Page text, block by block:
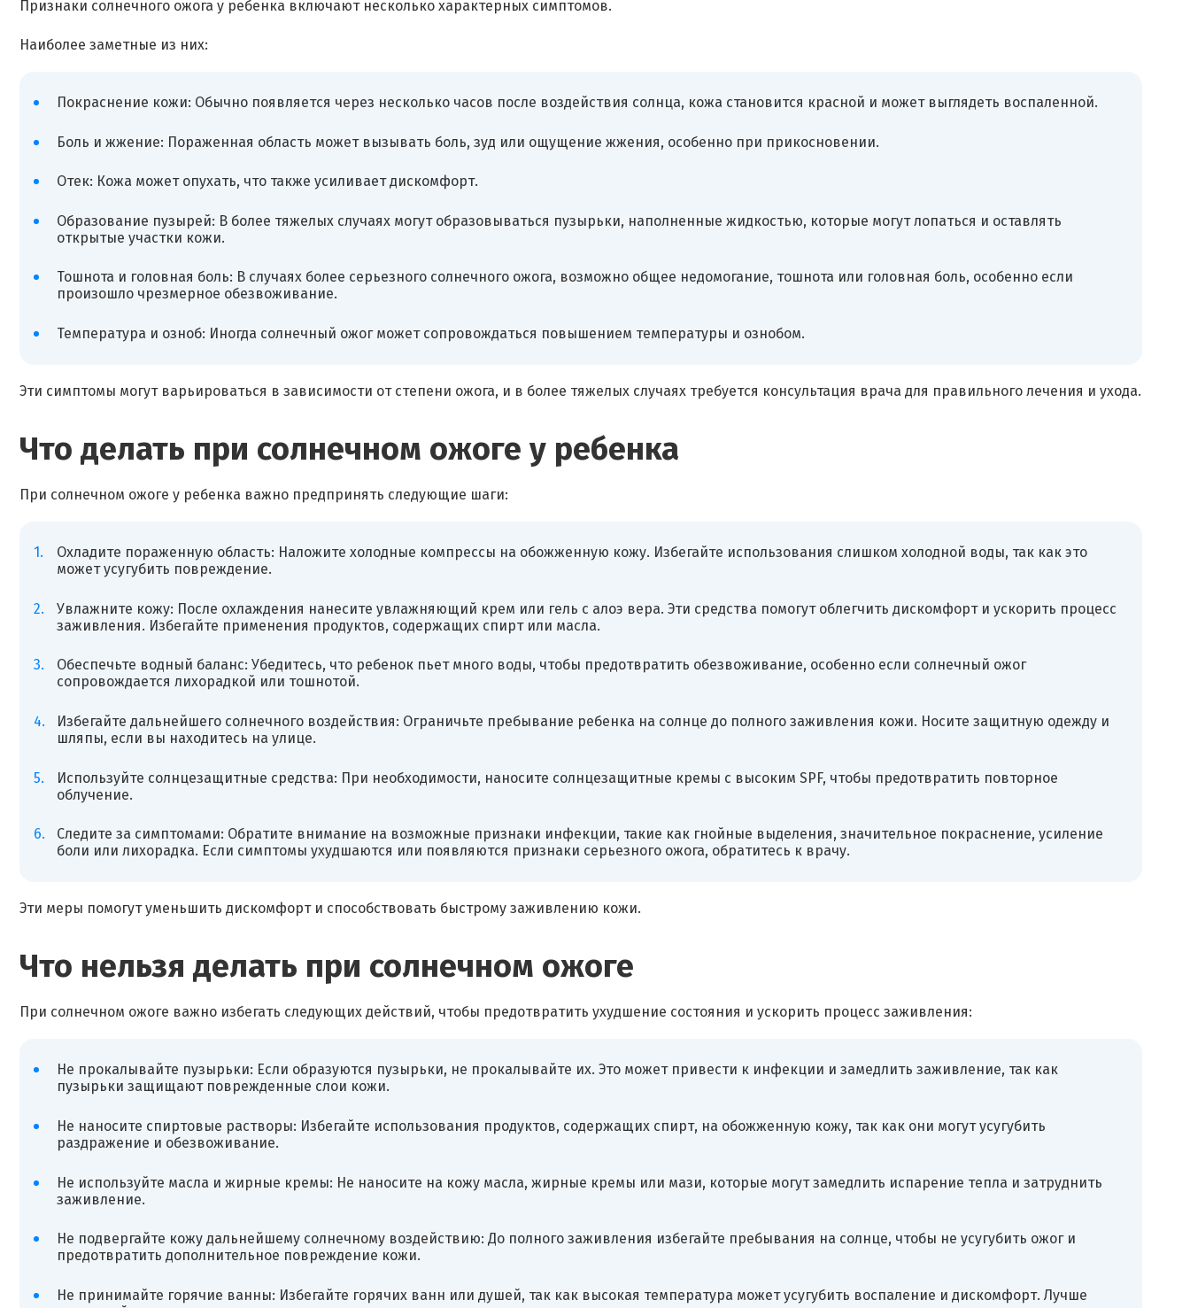
Признаки солнечного ожога у ребенка включают несколько характерных симптомов.
Наиболее заметные из них:
Покраснение кожи: Обычно появляется через несколько часов после воздействия солнца, кожа становится красной и может выглядеть воспаленной.
Боль и жжение: Пораженная область может вызывать боль, зуд или ощущение жжения, особенно при прикосновении.
Отек: Кожа может опухать, что также усиливает дискомфорт.
Образование пузырей: В более тяжелых случаях могут образовываться пузырьки, наполненные жидкостью, которые могут лопаться и оставлять
открытые участки кожи.
Тошнота и головная боль: В случаях более серьезного солнечного ожога, возможно общее недомогание, тошнота или головная боль, особенно если
произошло чрезмерное обезвоживание.
Температура и озноб: Иногда солнечный ожог может сопровождаться повышением температуры и ознобом.
Эти симптомы могут варьироваться в зависимости от степени ожога, и в более тяжелых случаях требуется консультация врача для правильного лечения и ухода.
Что делать при солнечном ожоге у ребенка
При солнечном ожоге у ребенка важно предпринять следующие шаги:
Охладите пораженную область: Наложите холодные компрессы на обожженную кожу. Избегайте использования слишком холодной воды, так как это
может усугубить повреждение.
Увлажните кожу: После охлаждения нанесите увлажняющий крем или гель с алоэ вера. Эти средства помогут облегчить дискомфорт и ускорить процесс
заживления. Избегайте применения продуктов, содержащих спирт или масла.
Обеспечьте водный баланс: Убедитесь, что ребенок пьет много воды, чтобы предотвратить обезвоживание, особенно если солнечный ожог
сопровождается лихорадкой или тошнотой.
Избегайте дальнейшего солнечного воздействия: Ограничьте пребывание ребенка на солнце до полного заживления кожи. Носите защитную одежду и
шляпы, если вы находитесь на улице.
Используйте солнцезащитные средства: При необходимости, наносите солнцезащитные кремы с высоким SPF, чтобы предотвратить повторное
облучение.
Следите за симптомами: Обратите внимание на возможные признаки инфекции, такие как гнойные выделения, значительное покраснение, усиление
боли или лихорадка. Если симптомы ухудшаются или появляются признаки серьезного ожога, обратитесь к врачу.
Эти меры помогут уменьшить дискомфорт и способствовать быстрому заживлению кожи.
Что нельзя делать при солнечном ожоге
При солнечном ожоге важно избегать следующих действий, чтобы предотвратить ухудшение состояния и ускорить процесс заживления:
Не прокалывайте пузырьки: Если образуются пузырьки, не прокалывайте их. Это может привести к инфекции и замедлить заживление, так как
пузырьки защищают поврежденные слои кожи.
Не наносите спиртовые растворы: Избегайте использования продуктов, содержащих спирт, на обожженную кожу, так как они могут усугубить
раздражение и обезвоживание.
Не используйте масла и жирные кремы: Не наносите на кожу масла, жирные кремы или мази, которые могут замедлить испарение тепла и затруднить
заживление.
Не подвергайте кожу дальнейшему солнечному воздействию: До полного заживления избегайте пребывания на солнце, чтобы не усугубить ожог и
предотвратить дополнительное повреждение кожи.
Не принимайте горячие ванны: Избегайте горячих ванн или душей, так как высокая температура может усугубить воспаление и дискомфорт. Лучше